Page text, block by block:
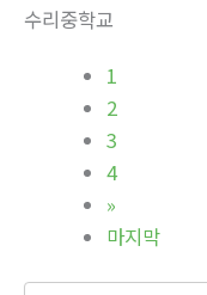
수리중학교
1
2
3
4
»
마지막